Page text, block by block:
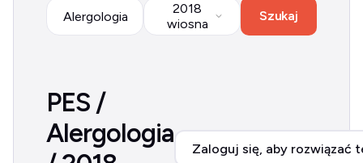
Alergologia
2018
wiosna
Szukaj
PES /
Alergologia
Zaloguj się, aby rozwiązać